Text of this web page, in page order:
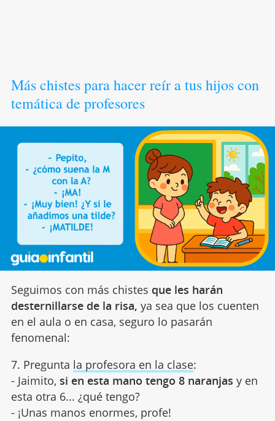
Más chistes para hacer reír a tus hijos con
temática de profesores
Seguimos con más chistes que les harán
desternillarse de la risa, ya sea que los cuenten
en el aula o en casa, seguro lo pasarán
fenomenal:
7. Pregunta la profesora en la clase:
- Jaimito, si en esta mano tengo 8 naranjas y en
esta otra 6... ¿qué tengo?
- ¡Unas manos enormes, profe!